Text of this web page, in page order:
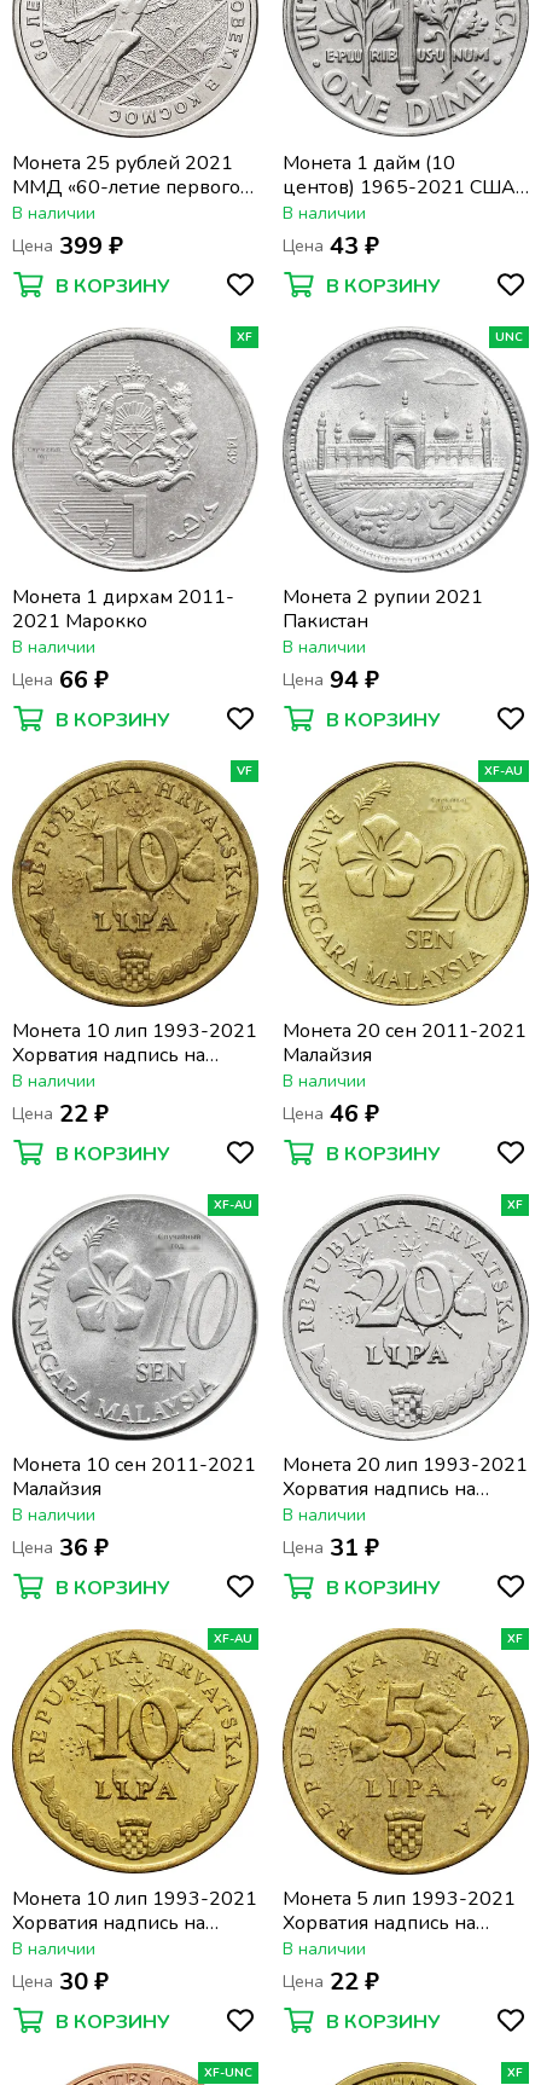
Монета 25 рублей 2021
ММД «60-летие первого
полета человека в космос»
В наличии
Цена 399 ₽
В КОРЗИНУ
Монета 1 дайм (10
центов) 1965-2021 США
"Roosevelt Dime"
В наличии
Цена 43 ₽
В КОРЗИНУ
XF
Монета 1 дирхам 2011-
2021 Марокко
В наличии
Цена 66 ₽
В КОРЗИНУ
UNC
Монета 2 рупии 2021
Пакистан
В наличии
Цена 94 ₽
В КОРЗИНУ
VF
Монета 10 лип 1993-2021
Хорватия надпись на
хорватском "DUHAN"
В наличии
Цена 22 ₽
В КОРЗИНУ
XF-AU
Монета 20 сен 2011-2021
Малайзия
В наличии
Цена 46 ₽
В КОРЗИНУ
XF-AU
Монета 10 сен 2011-2021
Малайзия
В наличии
Цена 36 ₽
В КОРЗИНУ
XF
Монета 20 лип 1993-2021
Хорватия надпись на
хорватском "MASLINA"
В наличии
Цена 31 ₽
В КОРЗИНУ
XF-AU
Монета 10 лип 1993-2021
Хорватия надпись на
хорватском "DUHAN"
В наличии
Цена 30 ₽
В КОРЗИНУ
XF
Монета 5 лип 1993-2021
Хорватия надпись на
хорватском "HRAST
LUŽNJAK"
В наличии
Цена 22 ₽
В КОРЗИНУ
XF-UNC XF